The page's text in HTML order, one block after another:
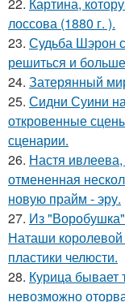
лоссова (1880 г. ).
23. Судьба Шэрон
решиться и больше
24. Затерянный
25. Сидни Суини
откровенные
сценарии.
26. Настя
отмененная
новую прайм - эру.
27. Из
Наташи
пластики челюсти.
28. Курица бывает
невозможно